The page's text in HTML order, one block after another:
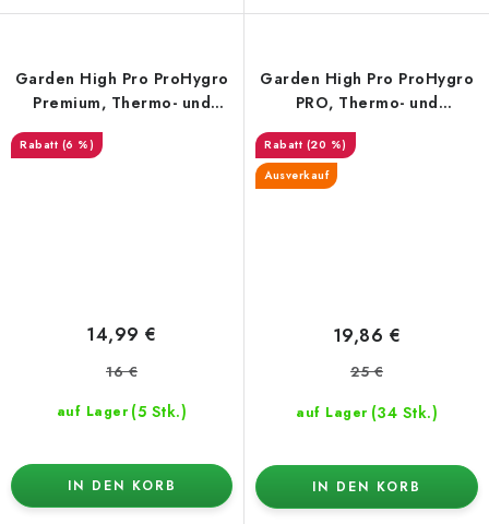
Garden High Pro ProHygro
Premium, Thermo- und
(6 %)
auf Lager (5 Stk.)
14,99 €
16 €
IN DEN KORB
Garden High Pro ProHygro
PRO, Thermo- und
(20 %)
Ausverkauf
auf Lager (34 Stk.)
19,86 €
25 €
IN DEN KORB